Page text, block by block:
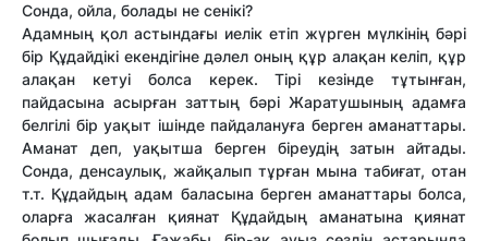
Сонда, ойла, болады не сенікі?
Адамның қол астындағы иелік етіп жүрген мүлкінің бәрі
бір Құдайдікі екендігіне дәлел оның құр алақан келіп, құр
алақан кетуі болса керек. Тірі кезінде тұтынған,
пайдасына асырған заттың бәрі Жаратушының адамға
белгілі бір уақыт ішінде пайдалануға берген аманаттары.
Аманат деп, уақытша берген біреудің затын айтады.
Сонда, денсаулық, жайқалып тұрған мына табиғат, отан
т.т. Құдайдың адам баласына берген аманаттары болса,
оларға жасалған қиянат Құдайдың аманатына қиянат